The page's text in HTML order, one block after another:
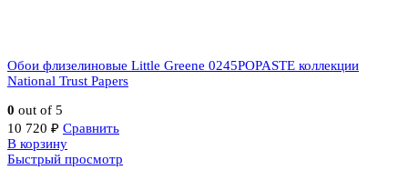
Обои флизелиновые Little Greene 0245POPASTE коллекции
National Trust Papers
0 out of 5
10 720 ₽ Сравнить
В корзину
Быстрый просмотр